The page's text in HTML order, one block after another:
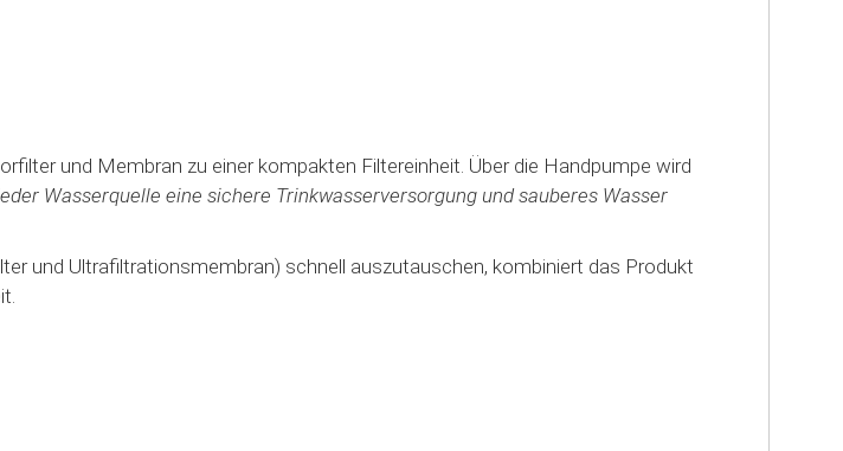
und Membran zu einer kompakten Filtereinheit. Über die Handpumpe wird
Wasserquelle eine sichere Trinkwasserversorgung und sauberes Wasser
und Ultrafiltrationsmembran) schnell auszutauschen, kombiniert das Produkt